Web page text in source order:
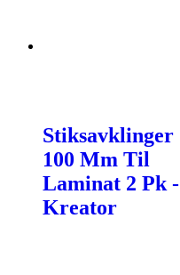
Stiksavklinger
100 Mm Til
Laminat 2 Pk -
Kreator